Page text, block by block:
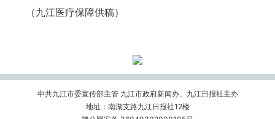
（九江医疗保障供稿）
中共九江市委宣传部主管 九江市政府新闻办、九江日报社主办
地址：南湖支路九江日报社12楼